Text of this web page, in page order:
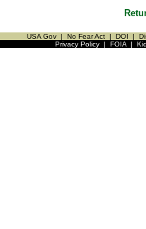
USA Gov | No Fear Act | DOI |
Privacy Policy| FOIA|